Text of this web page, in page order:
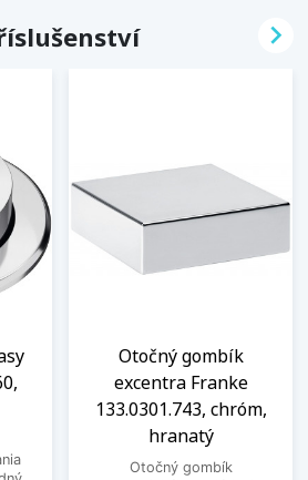
Otočný gombík
excentra Franke
133.0301.743, chróm,
hranatý
Otočný gombík
